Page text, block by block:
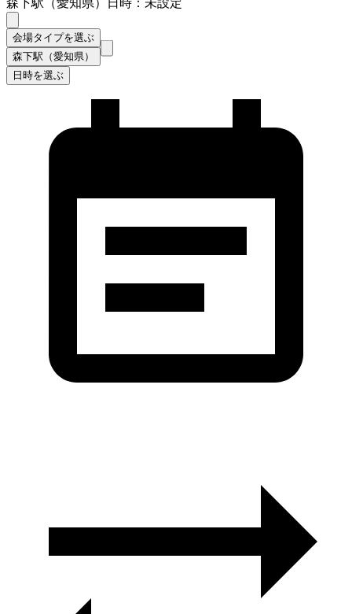
会場タイプを選ぶ
森下駅（愛知県）
日時を選ぶ